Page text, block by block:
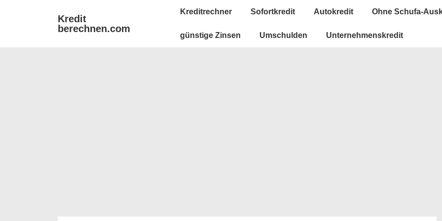
Kredit
berechnen.com
Main
Kreditrechner Sofortkredit Autokredit Ohne Schufa-
günstige Zinsen Umschulden Unternehmenskredit